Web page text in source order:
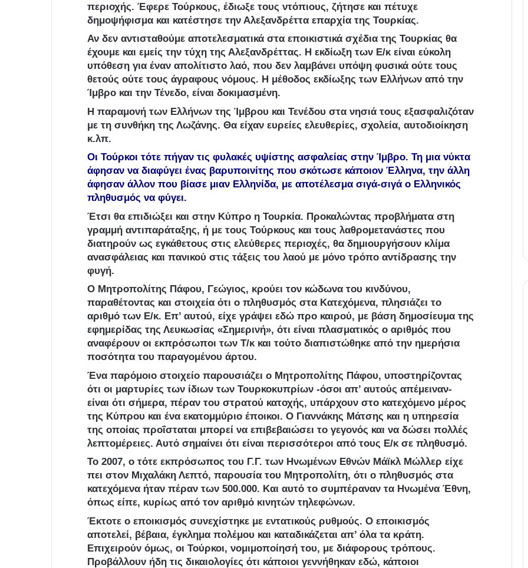
περιοχής. Έφερε Τούρκους, έδιωξε τους ντόπιους, ζήτησε και πέτυχε
δημοψήφισμα και κατέστησε την Αλεξανδρέττα επαρχία της Τουρκίας.
Αν δεν αντισταθούμε αποτελεσματικά στα εποικιστικά σχέδια της Τουρκίας θα
έχουμε και εμείς την τύχη της Αλεξανδρέττας. Η εκδίωξη των Ε/κ είναι εύκολη
υπόθεση για έναν απολίτιστο λαό, που δεν λαμβάνει υπόψη φυσικά ούτε τους
θετούς ούτε τους άγραφους νόμους. Η μέθοδος εκδίωξης των Ελλήνων από την
Ίμβρο και την Τένεδο, είναι δοκιμασμένη.
Η παραμονή των Ελλήνων της Ίμβρου και Τενέδου στα νησιά τους εξασφαλιζόταν
με τη συνθήκη της Λωζάνης. Θα είχαν ευρείες ελευθερίες, σχολεία, αυτοδιοίκηση
κ.λπ.
Οι Τούρκοι τότε πήγαν τις φυλακές υψίστης ασφαλείας στην Ίμβρο. Τη μια νύκτα
άφησαν να διαφύγει ένας βαρυποινίτης που σκότωσε κάποιον Έλληνα, την άλλη
άφησαν άλλον που βίασε μιαν Ελληνίδα, με αποτέλεσμα σιγά-σιγά ο Ελληνικός
πληθυσμός να φύγει.
Έτσι θα επιδιώξει και στην Κύπρο η Τουρκία. Προκαλώντας προβλήματα στη
γραμμή αντιπαράταξης, ή με τους Τούρκους και τους λαθρομετανάστες που
διατηρούν ως εγκάθετους στις ελεύθερες περιοχές, θα δημιουργήσουν κλίμα
ανασφάλειας και πανικού στις τάξεις του λαού με μόνο τρόπο αντίδρασης την
φυγή.
Ο Μητροπολίτης Πάφου, Γεώγιος, κρούει τον κώδωνα του κινδύνου,
παραθέτοντας και στοιχεία ότι ο πληθυσμός στα Κατεχόμενα, πλησιάζει το
αριθμό των Ε/κ. Επ’ αυτού, είχε γράψει εδώ προ καιρού, με βάση δημοσίευμα της
εφημερίδας της Λευκωσίας «Σημερινή», ότι είναι πλασματικός ο αριθμός που
αναφέρουν οι εκπρόσωποι των Τ/κ και τούτο διαπιστώθηκε από την ημερήσια
ποσότητα του παραγομένου άρτου.
Ένα παρόμοιο στοιχείο παρουσιάζει ο Μητροπολίτης Πάφου, υποστηρίζοντας
ότι οι μαρτυρίες των ίδιων των Τουρκοκυπρίων -όσοι απ’ αυτούς απέμειναν-
είναι ότι σήμερα, πέραν του στρατού κατοχής, υπάρχουν στο κατεχόμενο μέρος
της Κύπρου και ένα εκατομμύριο έποικοι. Ο Γιαννάκης Μάτσης και η υπηρεσία
της οποίας προΐσταται μπορεί να επιβεβαιώσει το γεγονός και να δώσει πολλές
λεπτομέρειες. Αυτό σημαίνει ότι είναι περισσότεροι από τους Ε/κ σε πληθυσμό.
Το 2007, ο τότε εκπρόσωπος του Γ.Γ. των Ηνωμένων Εθνών Μάϊκλ Μώλλερ είχε
πει στον Μιχαλάκη Λεπτό, παρουσία του Μητροπολίτη, ότι ο πληθυσμός στα
κατεχόμενα ήταν πέραν των 500.000. Και αυτό το συμπέραναν τα Ηνωμένα Έθνη,
όπως είπε, κυρίως από τον αριθμό κινητών τηλεφώνων.
Έκτοτε ο εποικισμός συνεχίστηκε με εντατικούς ρυθμούς. Ο εποικισμός
αποτελεί, βέβαια, έγκλημα πολέμου και καταδικάζεται απ’ όλα τα κράτη.
Επιχειρούν όμως, οι Τούρκοι, νομιμοποίησή του, με διάφορους τρόπους.
Προβάλλουν ήδη τις δικαιολογίες ότι κάποιοι γεννήθηκαν εδώ, κάποιοι